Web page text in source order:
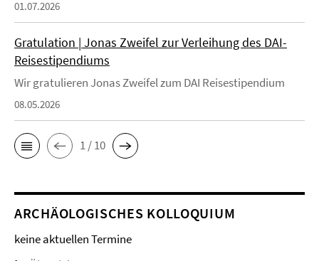
01.07.2026
Gratulation | Jonas Zweifel zur Verleihung des DAI-
Reisestipendiums
Wir gratulieren Jonas Zweifel zum DAI Reisestipendium
08.05.2026
1 / 10
ARCHÄOLOGISCHES KOLLOQUIUM
keine aktuellen Termine